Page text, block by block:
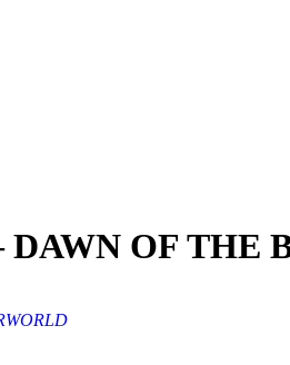
OF THE